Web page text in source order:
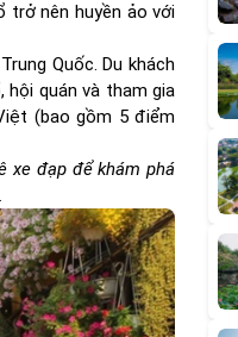
trở nên huyền ảo với
Quốc. Du khách
hội quán và tham gia
(bao gồm 5 điểm
xe đạp để khám phá